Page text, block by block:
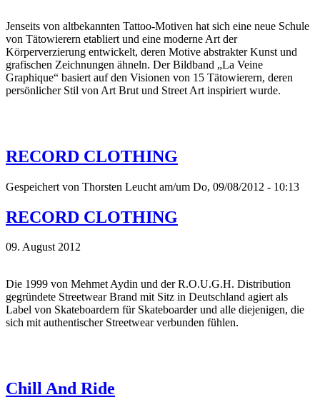
Jenseits von altbekannten Tattoo-Motiven hat sich eine neue Schule
von Tätowierern etabliert und eine moderne Art der
Körperverzierung entwickelt, deren Motive abstrakter Kunst und
grafischen Zeichnungen ähneln. Der Bildband „La Veine
Graphique“ basiert auf den Visionen von 15 Tätowierern, deren
persönlicher Stil von Art Brut und Street Art inspiriert wurde.
RECORD CLOTHING
Gespeichert von Thorsten Leucht am/um Do, 09/08/2012 - 10:13
RECORD CLOTHING
09. August 2012
Die 1999 von Mehmet Aydin und der R.O.U.G.H. Distribution
gegründete Streetwear Brand mit Sitz in Deutschland agiert als
Label von Skateboardern für Skateboarder und alle diejenigen, die
sich mit authentischer Streetwear verbunden fühlen.
Chill And Ride